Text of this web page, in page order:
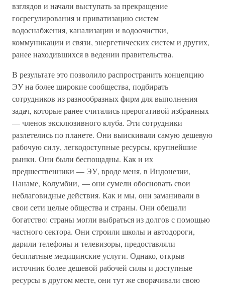
взглядов и начали выступать за прекращение
госрегулирования и приватизацию систем
водоснабжения, канализации и водоочистки,
коммуникации и связи, энергетических систем и других,
ранее находившихся в ведении правительства.
В результате это позволило распространить концепцию
ЭУ на более широкие сообщества, подбирать
сотрудников из разнообразных фирм для выполнения
задач, которые ранее считались прерогативой избранных
— членов эксклюзивного клуба. Эти сотрудники
разлетелись по планете. Они выискивали самую дешевую
рабочую силу, легкодоступные ресурсы, крупнейшие
рынки. Они были беспощадны. Как и их
предшественники — ЭУ, вроде меня, в Индонезии,
Панаме, Колумбии, — они сумели обосновать свои
неблаговидные действия. Как и мы, они заманивали в
свои сети целые общества и страны. Они обещали
богатство: страны могли выбраться из долгов с помощью
частного сектора. Они строили школы и автодороги,
дарили телефоны и телевизоры, предоставляли
бесплатные медицинские услуги. Однако, открыв
источник более дешевой рабочей силы и доступные
ресурсы в другом месте, они тут же сворачивали свою